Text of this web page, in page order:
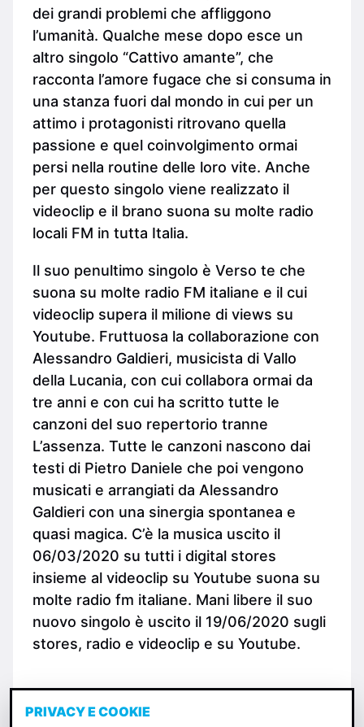
dei grandi problemi che affliggono
l’umanità. Qualche mese dopo esce un
altro singolo “Cattivo amante”, che
racconta l’amore fugace che si consuma in
una stanza fuori dal mondo in cui per un
attimo i protagonisti ritrovano quella
passione e quel coinvolgimento ormai
persi nella routine delle loro vite. Anche
per questo singolo viene realizzato il
videoclip e il brano suona su molte radio
locali FM in tutta Italia.
Il suo penultimo singolo è Verso te che
suona su molte radio FM italiane e il cui
videoclip supera il milione di views su
Youtube. Fruttuosa la collaborazione con
Alessandro Galdieri, musicista di Vallo
della Lucania, con cui collabora ormai da
tre anni e con cui ha scritto tutte le
canzoni del suo repertorio tranne
L’assenza. Tutte le canzoni nascono dai
testi di Pietro Daniele che poi vengono
musicati e arrangiati da Alessandro
Galdieri con una sinergia spontanea e
quasi magica. C’è la musica uscito il
06/03/2020 su tutti i digital stores
insieme al videoclip su Youtube suona su
molte radio fm italiane. Mani libere il suo
nuovo singolo è uscito il 19/06/2020 sugli
stores, radio e videoclip e su Youtube.
PRIVACY E COOKIE